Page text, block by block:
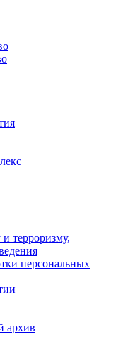
терроризму,
персональных
архив